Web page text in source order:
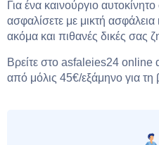
Για ένα καινούργιο
ασφαλίσετε με μικτή
ακόμα και πιθανές δικές σας
Βρείτε στο asfaleies24 online
από μόλις 45€/εξάμηνο για τη